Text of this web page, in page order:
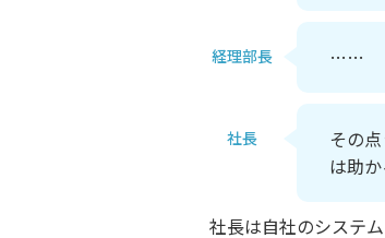
経理部長 ……
社長
その
は助
社長は自社のシステ